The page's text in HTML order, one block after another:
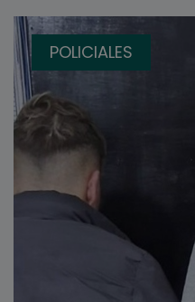
POLICIALES